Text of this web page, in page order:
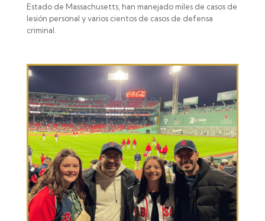
Estado de Massachusetts, han manejado miles de casos de
lesión personal y varios cientos de casos de defensa
criminal.